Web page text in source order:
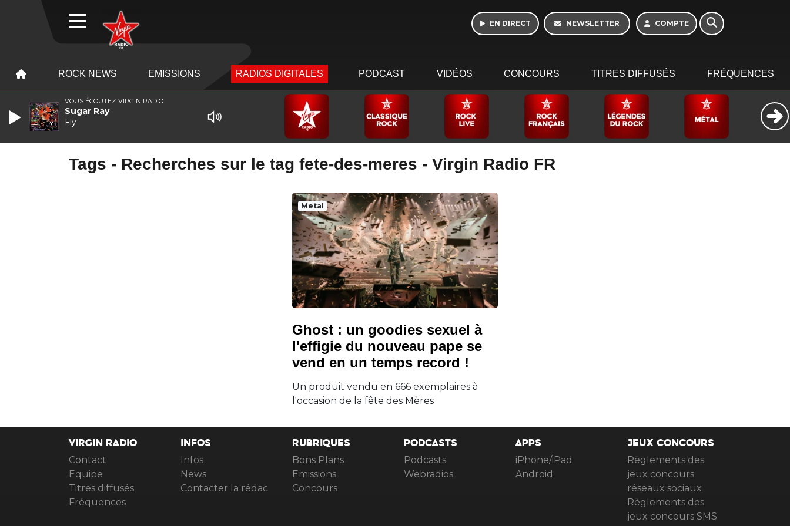
EN DIRECT NEWSLETTER COMPTE
ROCK NEWS EMISSIONS RADIOS DIGITALES PODCAST VIDÉOS CONCOURS TITRES DIFFUSÉS FRÉQUENCES
Tags - Recherches sur le tag fete-des-meres - Virgin Radio FR
Metal
Ghost : un goodies sexuel à
l'effigie du nouveau pape se
vend en un temps record !
Un produit vendu en 666 exemplaires à
l'occasion de la fête des Mères
VIRGIN RADIO
Contact
Equipe
Titres diffusés
Fréquences
INFOS
Infos
News
Contacter la rédac
RUBRIQUES
Bons Plans
Emissions
Concours
PODCASTS
Podcasts
Webradios
APPS
iPhone/iPad
Android
JEUX CONCOURS
Règlements des
jeux concours
réseaux sociaux
Règlements des
jeux concours SMS
VOUS ÉCOUTEZ VIRGIN RADIO
Sugar Ray
Fly
WEBRADIO